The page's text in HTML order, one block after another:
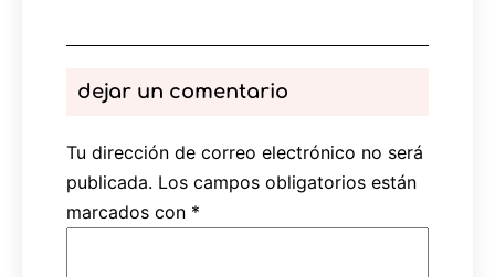
dejar un comentario
Tu dirección de correo electrónico no será
publicada. Los campos obligatorios están
marcados con *